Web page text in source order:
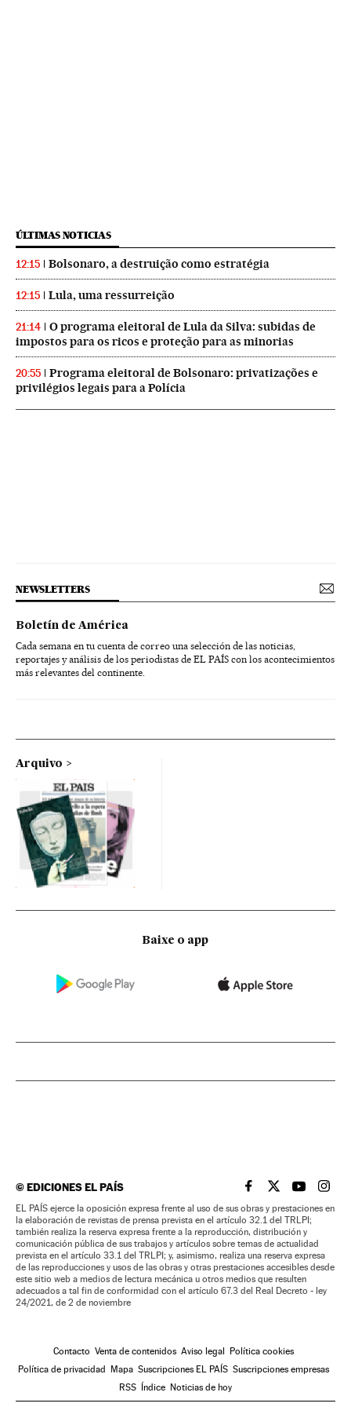
ÚLTIMAS NOTICIAS
12:15 Bolsonaro, a destruição como estratégia
12:15 Lula, uma ressurreição
21:14
O programa eleitoral de Lula da Silva: subidas de
impostos para os ricos e proteção para as minorias
20:55
Programa eleitoral de Bolsonaro: privatizações e
privilégios legais para a Polícia
NEWSLETTERS
Boletín de América
Cada semana en tu cuenta de correo una selección de las noticias,
reportajes y análisis de los periodistas de EL PAÍS con los acontecimientos
más relevantes del continente.
Arquivo
Baixe o app
©EDICIONES EL PAÍS EL PAÍS BRASIL EN
EL PAÍSEL PAÍS
EL
EL PAÍS ejerce la oposición expresa frente al uso de sus obras y prestaciones en
la elaboración de revistas de prensa prevista en el artículo 32.1 del TRLPI;
también realiza la reserva expresa frente a la reproducción, distribución y
comunicación pública de sus trabajos y artículos sobre temas de actualidad
prevista en el artículo 33.1 del TRLPI; y, asimismo, realiza una reserva expresa
de las reproducciones y usos de las obras y otras prestaciones accesibles desde
este sitio web a medios de lectura mecánica u otros medios que resulten
adecuados a tal fin de conformidad con el artículo 67.3 del Real Decreto - ley
24/2021, de 2 de noviembre
Contacto Venta de contenidos Aviso legal Política cookies
Política de privacidad Mapa Suscripciones EL PAÍS Suscripciones empresas
RSS Índice Noticias de hoy